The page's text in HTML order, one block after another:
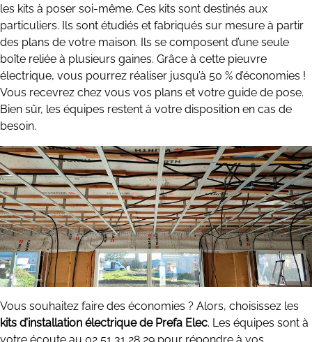
les kits à poser soi-même. Ces kits sont destinés aux
particuliers. Ils sont étudiés et fabriqués sur mesure à partir
des plans de votre maison. Ils se composent d’une seule
boîte reliée à plusieurs gaines. Grâce à cette pieuvre
électrique, vous pourrez réaliser jusqu’à 50 % d’économies !
Vous recevrez chez vous vos plans et votre guide de pose.
Bien sûr, les équipes restent à votre disposition en cas de
besoin.
Vous souhaitez faire des économies ? Alors, choisissez les
kits d’installation électrique de Prefa Elec. Les équipes sont à